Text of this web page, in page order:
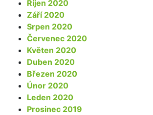
Říjen 2020
Září 2020
Srpen 2020
Červenec 2020
Květen 2020
Duben 2020
Březen 2020
Únor 2020
Leden 2020
Prosinec 2019